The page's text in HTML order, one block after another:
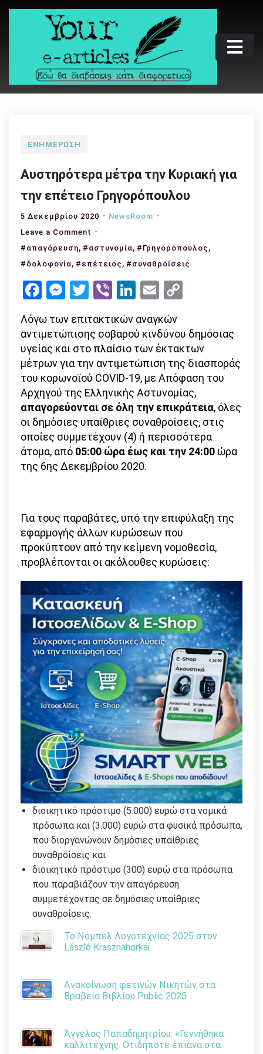
Skip
Your e-articles
Εδώ θα διαβάσεις κάτι διαφορετικό
ΕΝΗΜΈΡΩΣΗ
Αυστηρότερα μέτρα την Κυριακή για
την επέτειο Γρηγορόπουλου
5 Δεκεμβρίου 2020
NewsRoom
Leave a Comment on
Αυστηρότερα
μέτρα
Κυριακή
την
επέτειο
Γρηγορόπουλου
#απαγόρευση, #αστυνομία, #Γρηγορόπουλος ,
#δολοφονία, #επέτειος , #συναθροίσεις
Facebook
Messenger
Twitter
ViberLinkedIn
Email
Λόγω των επιτακτικών αναγκών
αντιμετώπισης σοβαρού κινδύνου δημόσιας
υγείας και στο πλαίσιο των έκτακτων
μέτρων για την αντιμετώπιση της διασποράς
του κορωνοϊού COVID-19, με Απόφαση του
Αρχηγού της Ελληνικής Αστυνομίας,
απαγορεύονται σε όλη την επικράτεια, όλες
οι δημόσιες υπαίθριες συναθροίσεις, στις
οποίες συμμετέχουν (4) ή περισσότερα
άτομα, από 05:00 ώρα έως και την 24:00 ώρα
της 6ης Δεκεμβρίου 2020.
Για τους παραβάτες, υπό την επιφύλαξη της
εφαρμογής άλλων κυρώσεων που
προκύπτουν από την κείμενη νομοθεσία,
προβλέπονται οι ακόλουθες κυρώσεις:
διοικητικό πρόστιμο (5.000) ευρώ στα νομικά
πρόσωπα και (3.000) ευρώ στα φυσικά πρόσωπα,
που διοργανώνουν δημόσιες υπαίθριες
συναθροίσεις και
διοικητικό πρόστιμο (300) ευρώ στα πρόσωπα
που παραβιάζουν την απαγόρευση
συμμετέχοντας σε δημόσιες υπαίθριες
συναθροίσεις.
Το Νόμπελ Λογοτεχνίας 2025 στον
László Krasznahorkai
Ανακοίνωση φετινών Νικητών στα
Βραβεία Βιβλίου Public 2025
Άγγελος Παπαδημητρίου: «Γεννήθηκα
καλλιτέχνης. Οτιδήποτε έπιανα στα